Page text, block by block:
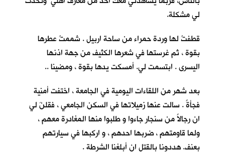
لي مشكلة.
قطفتُ لها وردة حمراء من ساحة اربيل . شممتُ عطرها
بقوة ، ثم غرستها في شعرها الكثيف من جهة اذنها
اليسرى . ابتسمت لي. أمسكت يدها بقوة ، ومضينا ..
بعد شهر من اللقاءات اليومية في الجامعة ، اختفت أمنية
فجأةً . سالت عنها زميلاتها في السكن الجامعي ، فقلنَ لي
ان رجالاً من سنجار جاءوا و طلبوا منها المغادرة معهم ،
ولما قاومتهم ، ضربها احدهم ، و اركبها في سيارتهم
بعنف. هددونا بالقتل ان أبلغنا الشرطة .